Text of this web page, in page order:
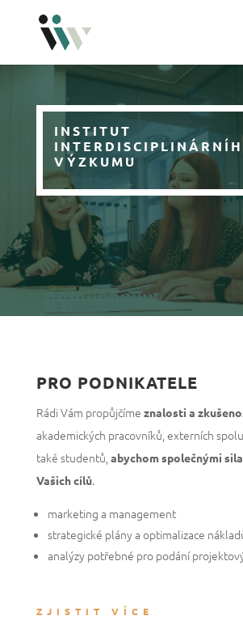
INSTITUT
VÝZKUMU
PRO PODNIKATELE
Rádi Vám propůjčíme znalosti a
akademických pracovníků, externích
také studentů, abychom společnými
Vašich cílů.
marketing a management
strategické plány a optimalizace
analýzy potřebné pro podání
ZJISTIT VÍCE